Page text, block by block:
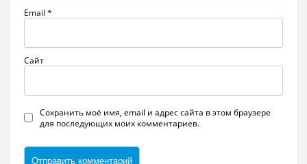
Email *
Сайт
Сохранить моё имя, email и адрес сайта в этом браузере
для последующих моих комментариев.